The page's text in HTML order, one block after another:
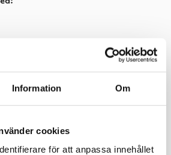
Information Om
cookies
för att anpassa innehållet
08